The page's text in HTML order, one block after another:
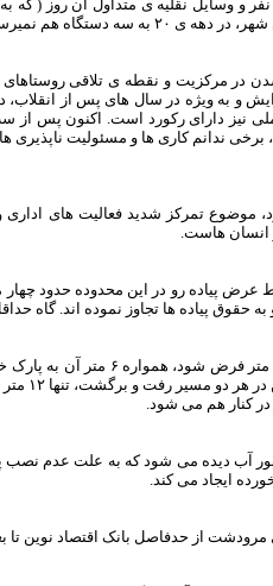
و متناسب با جمعیت حدود ۳۰۰۰ نفر و وسایل نقلیه
دستگاه هم نمیرسیده است.
در مرکزیت و نقطه ی تلاقی روستاهای
و به ویژه در سال های پس از
دارای رکورد است. اکنون پس از سه
برخی ندانم کاری ها و مسئولیت
موضوع تمرکز شدید فعالیت های
انسان هاست.
پیاده رو در این محدوده حدود چهار
و به حقوق پیاده ها تجاوز نموده اند.
کنار هم می شود.
آب دیده می شود که به علت عدم نصب
ایجاد می کند.
از حدفاصل بانک اقتصاد نوین تا بعد از